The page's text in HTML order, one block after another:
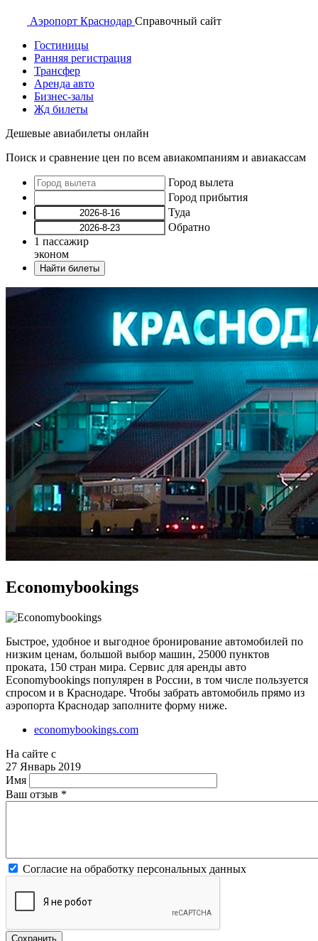
Аэропорт Краснодар Справочный сайт
Гостиницы
Ранняя регистрация
Трансфер
Аренда авто
Бизнес-залы
Жд билеты
Дешевые авиабилеты онлайн
Поиск и сравнение цен по всем авиакомпаниям и авиакассам
Город вылета
Город прибытия
Туда
Обратно
1 пассажир
эконом
Найти билеты
Economybookings
Быстрое, удобное и выгодное бронирование автомобилей по
низким ценам, большой выбор машин, 25000 пунктов
проката, 150 стран мира. Сервис для аренды авто
Economybookings популярен в России, в том числе пользуется
спросом и в Краснодаре. Чтобы забрать автомобиль прямо из
аэропорта Краснодар заполните форму ниже.
economybookings.com
На сайте с
27 Январь 2019
Имя
Ваш отзыв *
Согласие на обработку персональных данных